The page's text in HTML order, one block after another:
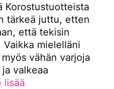
Korostustuotteista
tärkeä juttu, etten
että tekisin
mielelläni
vähän varjoja
valkeaa
lisää